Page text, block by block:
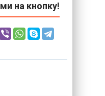
на кнопку!